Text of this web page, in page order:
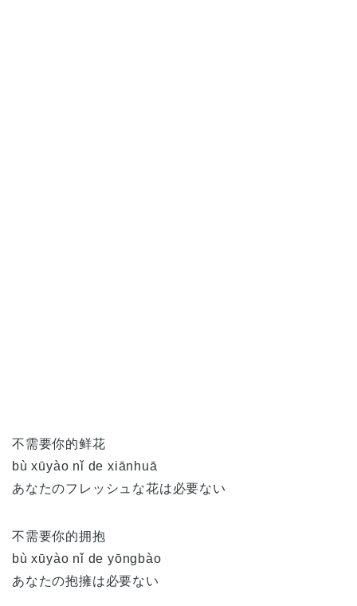
不需要你的鲜花
bù xūyào nǐ de xiānhuā
あなたのフレッシュな花は必要ない
不需要你的拥抱
bù xūyào nǐ de yōngbào
あなたの抱擁は必要ない